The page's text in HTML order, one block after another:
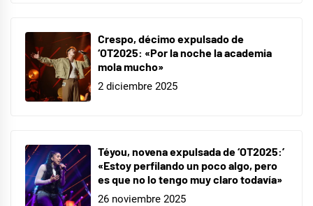
te
esperaré
Crespo, décimo expulsado de
‘OT2025: «Por la noche la academia
mola mucho»
2 diciembre 2025
Téyou, novena expulsada de ‘OT2025:’
«Estoy perfilando un poco algo, pero
es que no lo tengo muy claro todavía»
26 noviembre 2025